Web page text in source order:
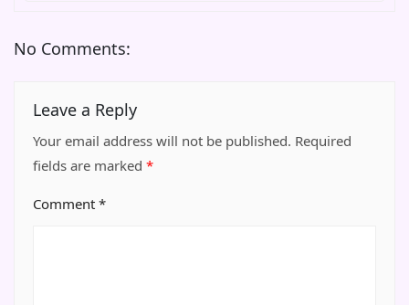
No Comments:
Leave a Reply
Your email address will not be published. Required
fields are marked *
Comment *